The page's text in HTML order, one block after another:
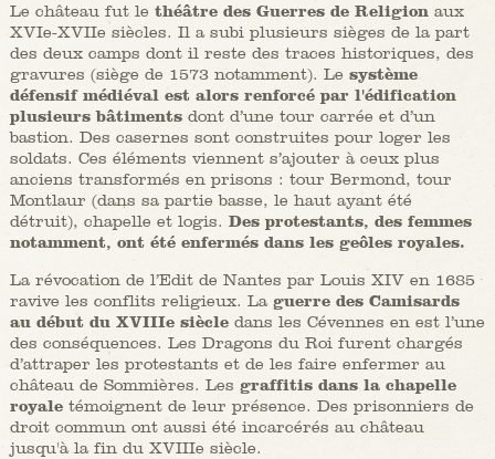
Le château fut le théâtre des Guerres de Religion aux
XVIe-XVIIe siècles. Il a subi plusieurs sièges de la part
des deux camps dont il reste des traces historiques, des
gravures (siège de 1573 notamment). Le système
défensif médiéval est alors renforcé par l'édification
plusieurs bâtimentsdont d’une tour carrée et d’un
bastion. Des casernes sont construites pour loger les
soldats. Ces éléments viennent s’ajouter à ceux plus
anciens transformés en prisons : tour Bermond, tour
Montlaur (dans sa partie basse, le haut ayant été
détruit), chapelle et logis. Des protestants, des femmes
notamment, ont été enfermés dans les geôles royales.
La révocation de l’Edit de Nantes par Louis XIV en 1685
ravive les conflits religieux. La guerre des Camisards
au début du XVIIIe siècledans les Cévennes en est l’une
des conséquences. Les Dragons du Roi furent chargés
d’attraper les protestants et de les faire enfermer au
château de Sommières. Les graffitis dans la chapelle
royaletémoignent de leur présence. Des prisonniers de
droit commun ont aussi été incarcérés au château
jusqu'à la fin du XVIIIe siècle.